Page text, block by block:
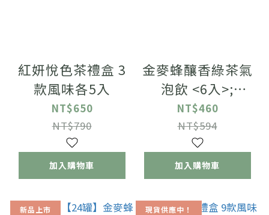
紅妍悅色茶禮盒 3
款風味各5入
NT$650
NT$790
加入購物車
金麥蜂釀香綠茶氣
泡飲 <6入>;
330ml/罐
NT$460
NT$594
加入購物車
新品上市 現貨供應中！